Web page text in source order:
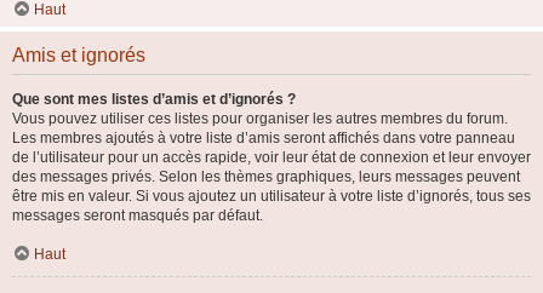
Haut
Amis et ignorés
Que sont mes listes d’amis et d’ignorés ?
Vous pouvez utiliser ces listes pour organiser les autres membres du forum.
Les membres ajoutés à votre liste d’amis seront affichés dans votre panneau
de l’utilisateur pour un accès rapide, voir leur état de connexion et leur envoyer
des messages privés. Selon les thèmes graphiques, leurs messages peuvent
être mis en valeur. Si vous ajoutez un utilisateur à votre liste d’ignorés, tous ses
messages seront masqués par défaut.
Haut